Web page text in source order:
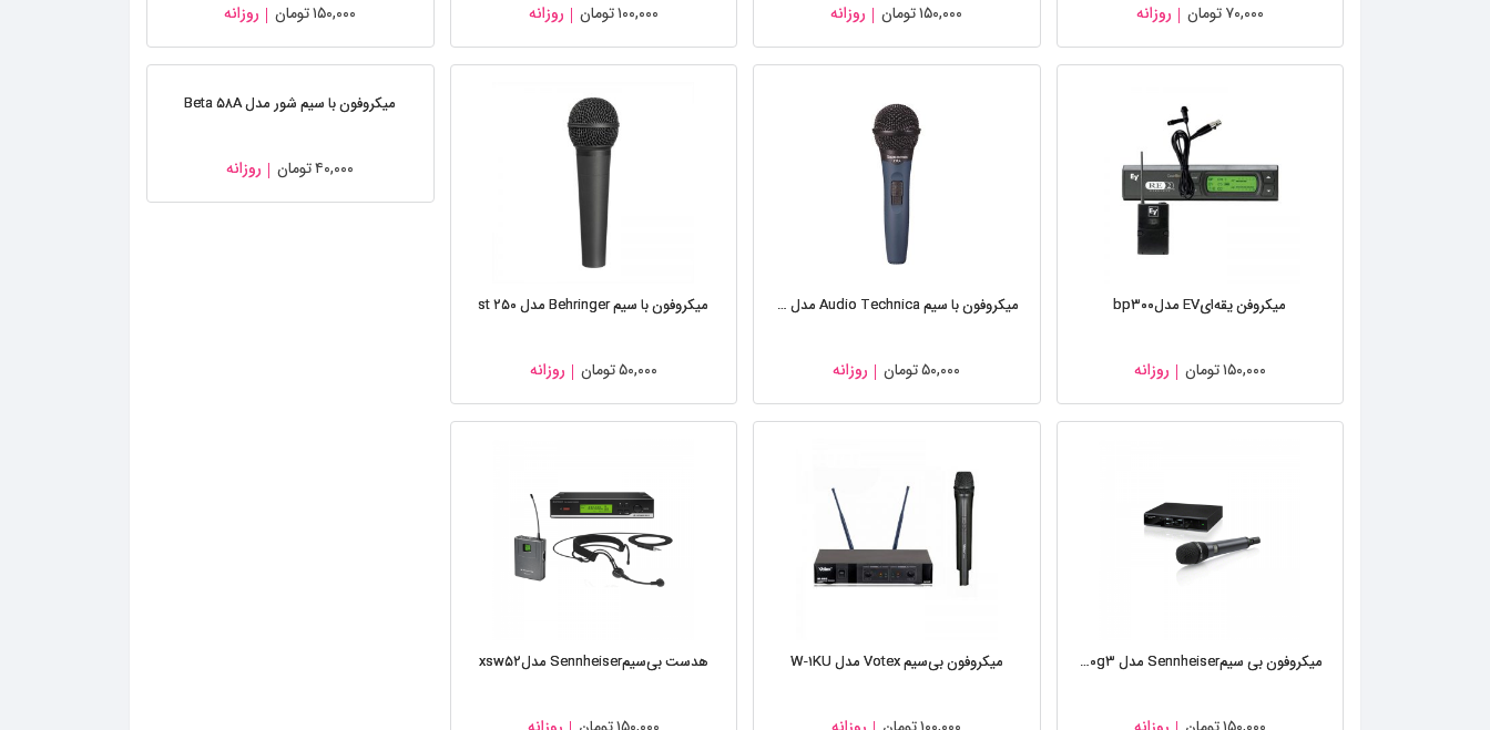
۷۰,۰۰۰تومان روزانه ۱۵۰,۰۰۰تومان روزانه ۱۰۰,۰۰۰تومان روزانه ۱۵۰,۰۰۰تومان روزانه
میکروفن یقه‌ایEV مدلbp۳۰۰
۱۵۰,۰۰۰تومان روزانه
میکروفون با سیم Audio Technica مدل MB ۱k
۵۰,۰۰۰تومان روزانه
میکروفون با سیم Behringer مدل st ۲۵۰
۵۰,۰۰۰تومان روزانه
میکروفون با سیم شور مدل Beta ۵۸A
۴۰,۰۰۰تومان روزانه
میکروفون بی سیمSennheiser مدل ew۱۰۰g۳ میکروفون بی‌سیم Votex مدل W-۱KU هدست بی‌سیمSennheiser مدلxsw۵۲